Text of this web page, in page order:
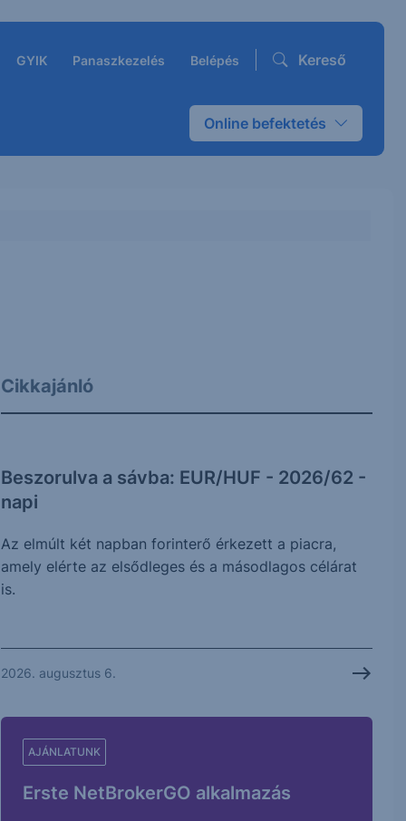
GYIK Panaszkezelés Belépés Kereső
Online befektetés
Cikkajánló
Beszorulva a sávba: EUR/HUF - 2026/62 -
napi
Az elmúlt két napban forinterő érkezett a piacra,
amely elérte az elsődleges és a másodlagos célárat
is.
2026. augusztus 6.
AJÁNLATUNK
Erste NetBrokerGO alkalmazás